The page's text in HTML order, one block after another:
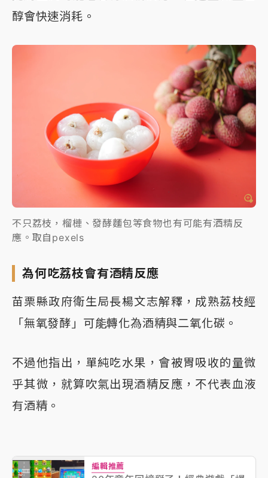
醇會快速消耗。
不只荔枝，榴槤、發酵麵包等食物也有可能有酒精反
應。取自pexels
為何吃荔枝會有酒精反應
苗栗縣政府衛生局長楊文志解釋，成熟荔枝經
「無氧發酵」可能轉化為酒精與二氧化碳。
不過他指出，單純吃水果，會被胃吸收的量微
乎其微，就算吹氣出現酒精反應，不代表血液
有酒精。
編輯推薦